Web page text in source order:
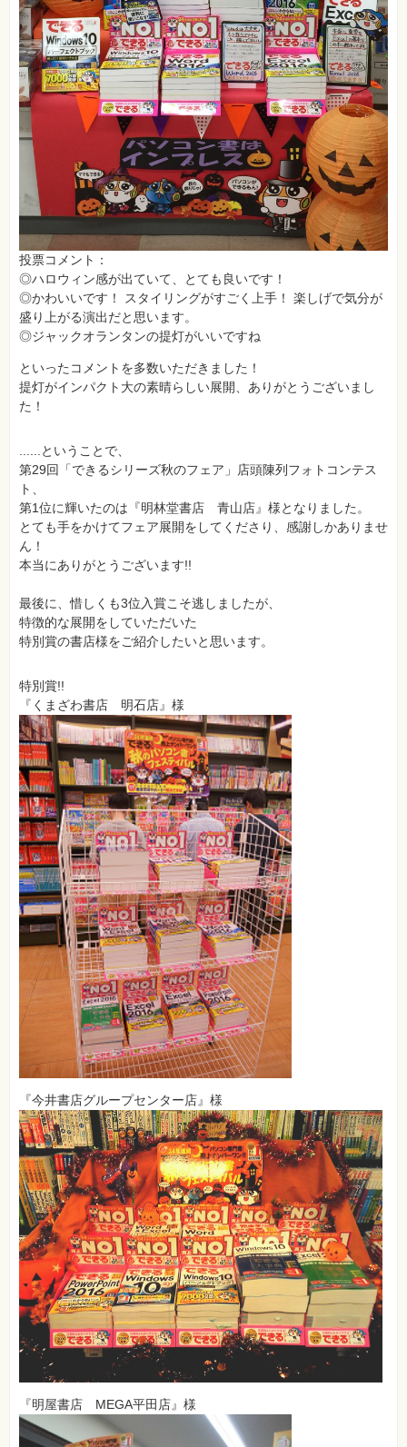
投票コメント：
◎ハロウィン感が出ていて、とても良いです！
◎かわいいです！ スタイリングがすごく上手！ 楽しげで気分が
盛り上がる演出だと思います。
◎ジャックオランタンの提灯がいいですね
といったコメントを多数いただきました！
提灯がインパクト大の素晴らしい展開、ありがとうございまし
た！
......ということで、
第29回「できるシリーズ秋のフェア」店頭陳列フォトコンテス
ト、
第1位に輝いたのは『明林堂書店 青山店』様となりました。
とても手をかけてフェア展開をしてくださり、感謝しかありませ
ん！
本当にありがとうございます!!
最後に、惜しくも3位入賞こそ逃しましたが、
特徴的な展開をしていただいた
特別賞の書店様をご紹介したいと思います。
特別賞!!
『くまざわ書店 明石店』様
『今井書店グループセンター店』様
『明屋書店 MEGA平田店』様